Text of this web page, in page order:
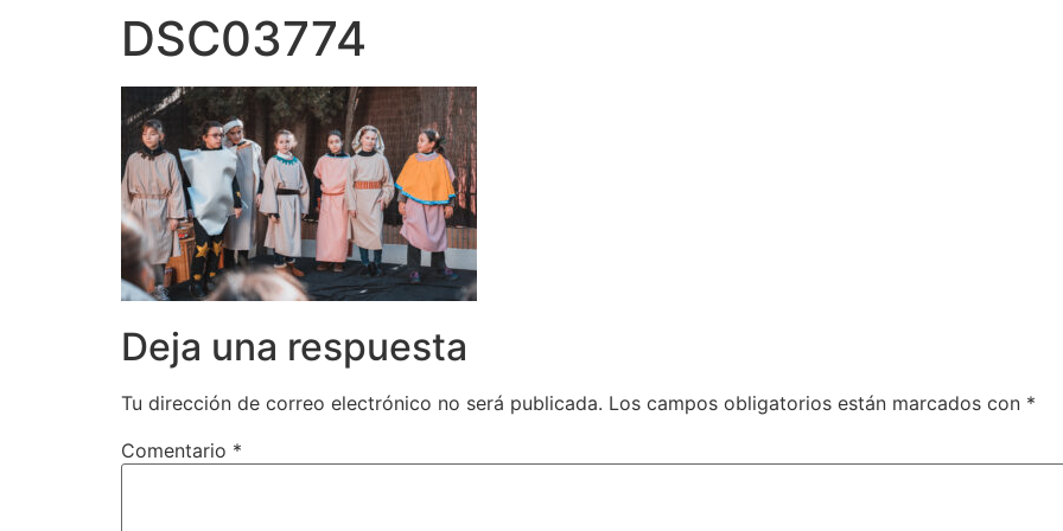
DSC03774
Deja una respuesta
Tu dirección de correo electrónico no será publicada. Los campos obligatorios están marcados con *
Comentario *